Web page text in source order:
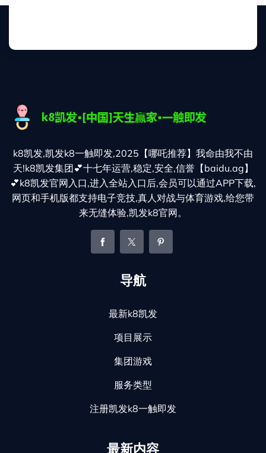
k8凯发,凯发k8一触即发,2025【哪吒推荐】我命由我不由
天!k8凯发集团💕十七年运营,稳定,安全,信誉【baidu.ag】
💕k8凯发官网入口,进入全站入口后,会员可以通过APP下载,
网页和手机版都支持电子竞技,真人对战与体育游戏,给您带
来无缝体验,凯发k8官网。
导航
最新k8凯发
项目展示
集团游戏
服务类型
注册凯发k8一触即发
最新内容